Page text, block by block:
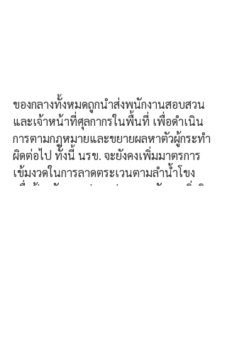
ของกลางทั้งหมดถูกนำส่งพนักงานสอบสวน
และเจ้าหน้าที่ศุลกากรในพื้นที่ เพื่อดำเนิน
การตามกฎหมายและขยายผลหาตัวผู้กระทำ
ผิดต่อไป ทั้งนี้ นรข. จะยังคงเพิ่มมาตรการ
เข้มงวดในการลาดตระเวนตามลำน้ำโขง
เพื่อป้องกันและปราบปรามการลักลอบสิ่งผิด